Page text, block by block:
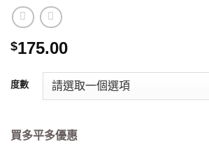
$175.00
度數
買多平多優惠